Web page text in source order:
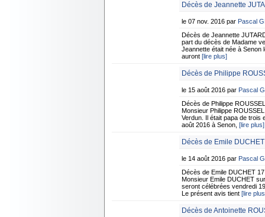
Décès de Jeannette
le 07 nov. 2016 par Pascal
Décès de Jeannette
part du décès de Madame
Jeannette était née à Senon
auront [lire plus]
Décès de Philippe
le 15 août 2016 par Pascal
Décès de Philippe
Monsieur Philippe
Verdun. Il était papa de trois
août 2016 à Senon, [lire plus]
Décès de Emile
le 14 août 2016 par Pascal
Décès de Emile DUCHET
Monsieur Emile DUCHET
seront célébrées vendredi
Le présent avis tient [lire
Décès de Antoinette